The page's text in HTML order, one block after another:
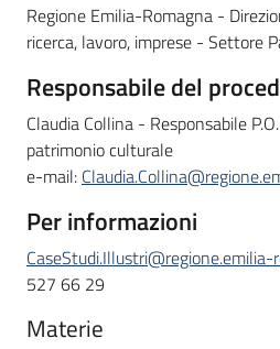
Regione Emilia-Romagna -
ricerca, lavoro, imprese - Settore
Responsabile del
Claudia Collina - Responsabile
patrimonio culturale
e-mail:
Per informazioni
527 66 29
Materie